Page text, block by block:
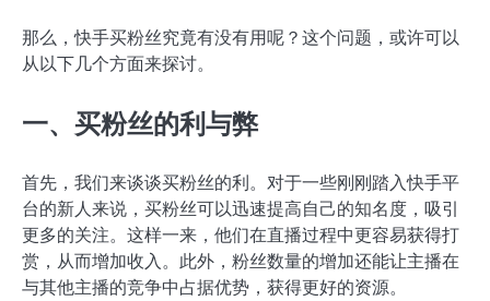
那么，快手买粉丝究竟有没有用呢？这个问题，或许可以
从以下几个方面来探讨。
一、买粉丝的利与弊
首先，我们来谈谈买粉丝的利。对于一些刚刚踏入快手平
台的新人来说，买粉丝可以迅速提高自己的知名度，吸引
更多的关注。这样一来，他们在直播过程中更容易获得打
赏，从而增加收入。此外，粉丝数量的增加还能让主播在
与其他主播的竞争中占据优势，获得更好的资源。